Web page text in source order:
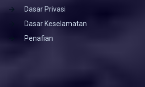
Dasar Privasi
Dasar Keselamatan
Penafian